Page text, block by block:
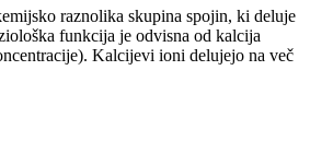
raznolika skupina spojin, ki deluje
funkcija je odvisna od kalcija
Kalcijevi ioni delujejo na več